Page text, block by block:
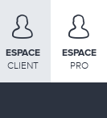
ESPACE
CLIENT
ESPACE
PRO